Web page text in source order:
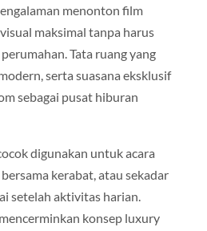
menonton film
maksimal tanpa harus
Tata ruang yang
serta suasana eksklusif
sebagai pusat hiburan
digunakan untuk acara
kerabat, atau sekadar
setelah aktivitas harian.
konsep luxury